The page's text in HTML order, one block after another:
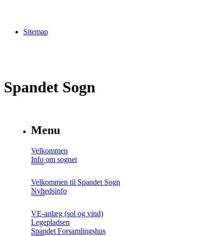
Sitemap
Spandet Sogn
Menu
Velkommen
Info om sognet
Velkommen til Spandet Sogn
Nyhedsinfo
VE-anlæg (sol og vind)
Legepladsen
Spandet Forsamlingshus